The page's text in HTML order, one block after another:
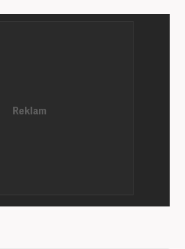
kategorilerinde birçok haber ve